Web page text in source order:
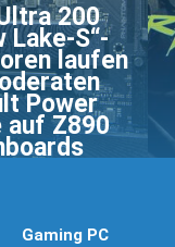
200
Lake-S“-
laufen
Power
auf Z890
Gaming PC